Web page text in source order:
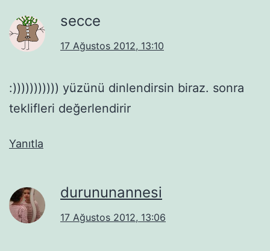
secce
17 Ağustos 2012, 13:10
:))))))))))) yüzünü dinlendirsin biraz. sonra
teklifleri değerlendirir
Yanıtla
durununannesi
17 Ağustos 2012, 13:06